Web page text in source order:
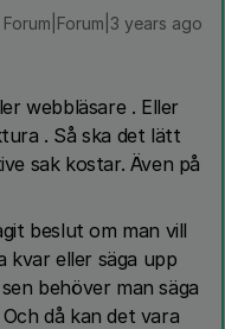
Forum|Forum|3 years ago
webbläsare . Eller
. Så ska det lätt
sak kostar. Även på
beslut om man vill
kvar eller säga upp
behöver man säga
då kan det vara